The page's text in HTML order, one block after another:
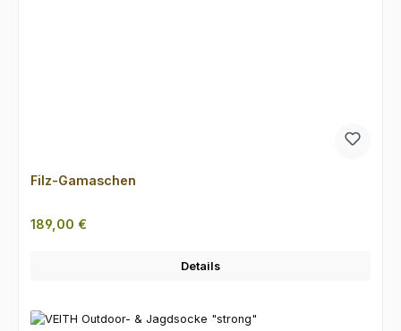
Filz-Gamaschen
Regulärer Preis:
189,00 €
Details